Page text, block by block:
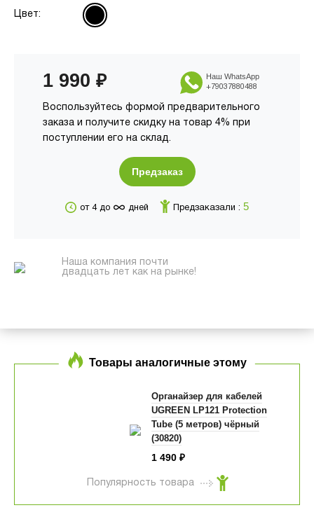
Цвет:
1 990 ₽
Воспользуйтесь формой предварительного
заказа и получите скидку на товар 4% при
поступлении его на склад.
Наш WhatsApp
+79037880488
Предзаказ
от 4 до ∞ дней Предзаказали : 5
Наша компания почти
двадцать лет как на рынке!
Товары аналогичные этому
Органайзер для кабелей
UGREEN LP121 Protection
Tube (5 метров) чёрный
(30820)
1 490 ₽
Популярность товара